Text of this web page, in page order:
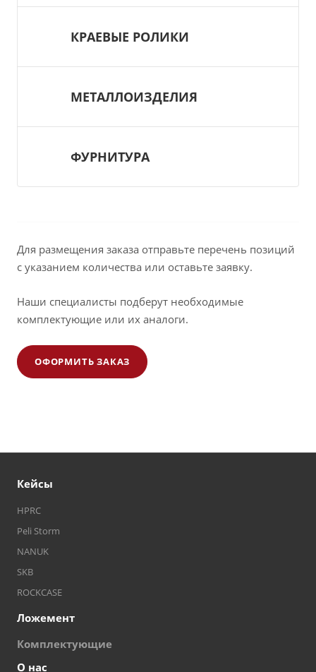
КРАЕВЫЕ РОЛИКИ
МЕТАЛЛОИЗДЕЛИЯ
ФУРНИТУРА
Для размещения заказа отправьте перечень позиций
с указанием количества или оставьте заявку.
Наши специалисты подберут необходимые
комплектующие или их аналоги.
ОФОРМИТЬ ЗАКАЗ
Кейсы
HPRC
Peli Storm
NANUK
SKB
ROCKCASE
Ложемент
Комплектующие
О нас